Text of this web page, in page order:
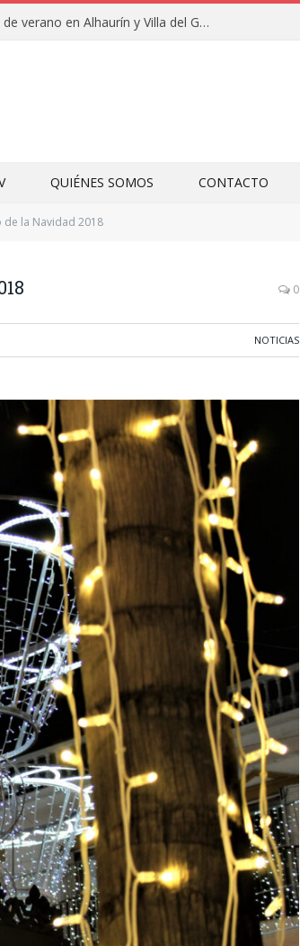
Clausuras de los campamentos de verano en Alhaurín y Villa del Guadalhorce 2026
QUIÉNES SOMOS CONTACTO
la Navidad 2018
0
NOTICIAS